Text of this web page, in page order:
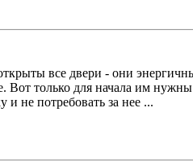
все двери - они
Вот только для начала им
не потребовать за нее ...